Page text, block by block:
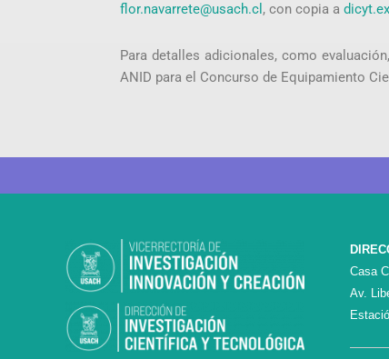
flor.navarrete@usach.cl , con copia a
Para detalles adicionales, como
ANID para el Concurso de Equipamiento
Casa
Av.